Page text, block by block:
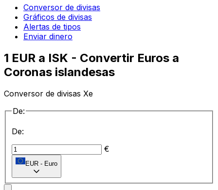
Conversor de divisas
Gráficos de divisas
Alertas de tipos
Enviar dinero
1 EUR a ISK - Convertir Euros a
Coronas islandesas
Conversor de divisas Xe
De:
De:
€
EUR - Euro